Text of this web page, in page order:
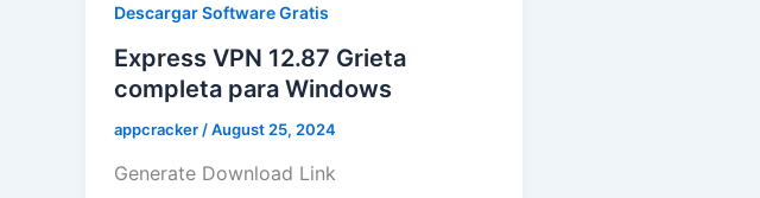
Descargar Software Gratis
Express VPN 12.87 Grieta
completa para Windows
appcracker /August 25, 2024
Generate Download Link